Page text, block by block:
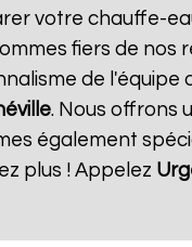
votre chauffe-
fiers de
de l'équipe
. Nous offrons
également
plus ! Appelez